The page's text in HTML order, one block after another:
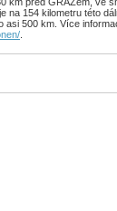
na 154 kilometru této
asi 500 km. Více